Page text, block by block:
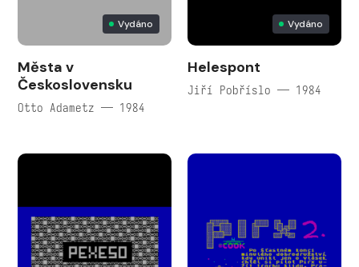
Vydáno
Města v
Československu
Otto Adametz — 1984
Vydáno
Helespont
Jiří Pobříslo — 1984